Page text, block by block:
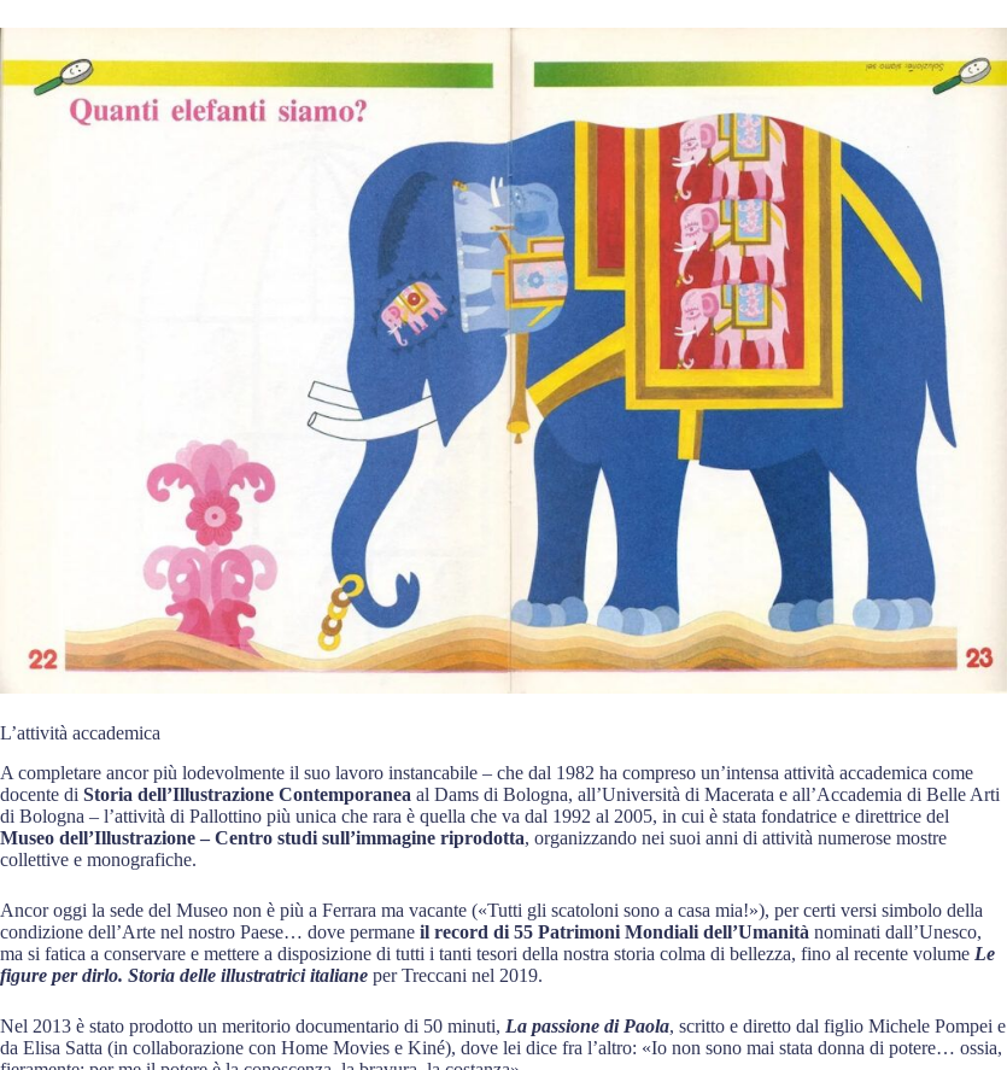
L’attività accademica
A completare ancor più lodevolmente il suo lavoro instancabile – che dal 1982 ha compreso un’intensa attività accademica come
docente di Storia dell’Illustrazione Contemporanea al Dams di Bologna, all’Università di Macerata e all’Accademia di Belle Arti
di Bologna – l’attività di Pallottino più unica che rara è quella che va dal 1992 al 2005, in cui è stata fondatrice e direttrice del
Museo dell’Illustrazione – Centro studi sull’immagine riprodotta, organizzando nei suoi anni di attività numerose mostre
collettive e monografiche.
Ancor oggi la sede del Museo non è più a Ferrara ma vacante («Tutti gli scatoloni sono a casa mia!»), per certi versi simbolo della
condizione dell’Arte nel nostro Paese… dove permane il record di 55 Patrimoni Mondiali dell’Umanità nominati dall’Unesco,
ma si fatica a conservare e mettere a disposizione di tutti i tanti tesori della nostra storia colma di bellezza, fino al recente volume Le
figure per dirlo. Storia delle illustratrici italiane per Treccani nel 2019.
Nel 2013 è stato prodotto un meritorio documentario di 50 minuti, La passione di Paola, scritto e diretto dal figlio Michele Pompei e
da Elisa Satta (in collaborazione con Home Movies e Kiné), dove lei dice fra l’altro: «Io non sono mai stata donna di potere… ossia,